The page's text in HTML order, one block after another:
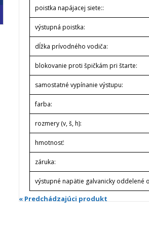
poistka napájacej siete::
výstupná poistka:
dĺžka prívodného vodiča:
blokovanie proti špičkám pri štarte:
samostatné vypínanie výstupu:
farba:
rozmery (v, š, h):
hmotnosť:
záruka:
výstupné napätie galvanicky oddelené
« Predchádzajúci produkt